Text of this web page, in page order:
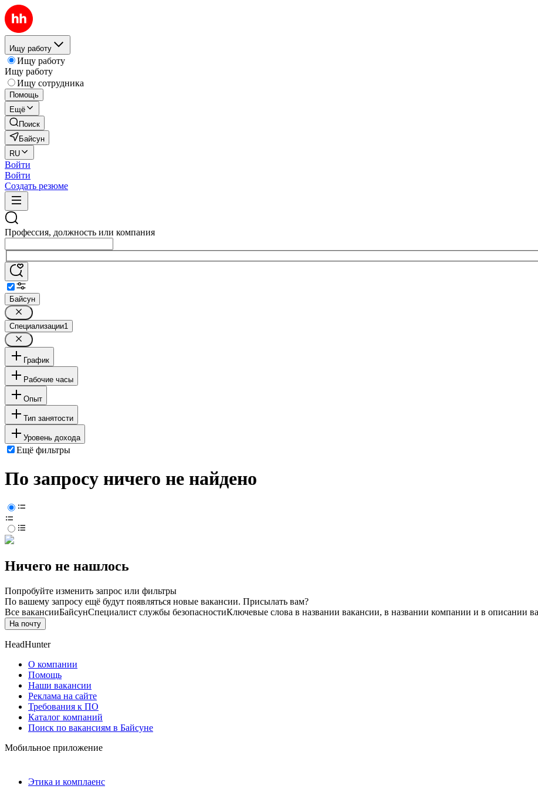
Ищу работу
Ищу работу
Ищу работу
Ищу сотрудника
Помощь
Ещё
Поиск
Байсун
RU
Войти
Войти
Создать резюме
Профессия, должность или компания
Байсун
Специализации1
График
Рабочие часы
Опыт
Тип занятости
Уровень дохода
Ещё фильтры
По запросу ничего не найдено
Ничего не нашлось
Попробуйте изменить запрос или фильтры
По вашему запросу ещё будут появляться новые вакансии. Присылать вам?
Все вакансииБайсунСпециалист службы безопасностиКлючевые слова в названии вакансии, в названии компании и в описании
На почту
HeadHunter
О компании
Помощь
Наши вакансии
Реклама на сайте
Требования к ПО
Каталог компаний
Поиск по вакансиям в Байсуне
Мобильное приложение
Этика и комплаенс